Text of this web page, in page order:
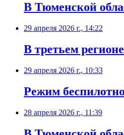
В Тюменской
29 апреля 2026 г., 14:22
В третьем
29 апреля 2026 г., 10:33
Режим
28 апреля 2026 г., 11:39